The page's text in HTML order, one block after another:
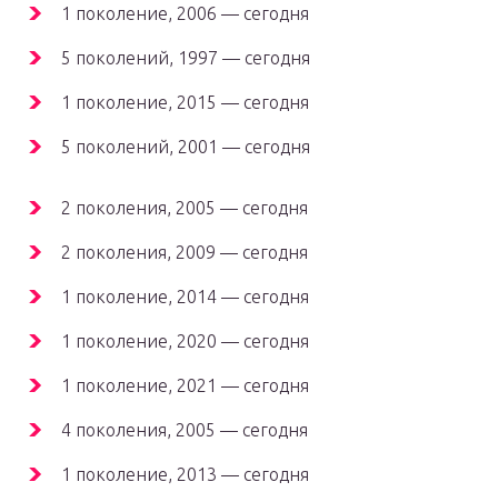
1 поколение, 2006 — сегодня
5 поколений, 1997 — сегодня
1 поколение, 2015 — сегодня
5 поколений, 2001 — сегодня
2 поколения, 2005 — сегодня
2 поколения, 2009 — сегодня
1 поколение, 2014 — сегодня
1 поколение, 2020 — сегодня
1 поколение, 2021 — сегодня
4 поколения, 2005 — сегодня
1 поколение, 2013 — сегодня